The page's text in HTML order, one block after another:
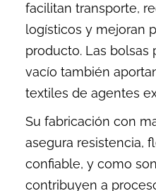
facilitan transporte,
logísticos y mejoran
producto. Las bolsas
vacío también
textiles de agentes
Su fabricación con
asegura resistencia,
confiable, y como
contribuyen a